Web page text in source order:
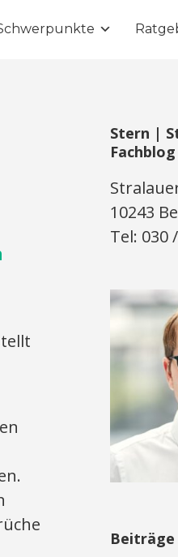
Stern |
Fachblog
10243
Tel: 030
Beiträge